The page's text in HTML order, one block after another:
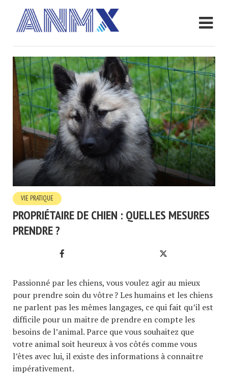
VIE PRATIQUE
PROPRIÉTAIRE DE CHIEN : QUELLES MESURES
PRENDRE ?
Passionné par les chiens, vous voulez agir au mieux
pour prendre soin du vôtre ? Les humains et les chiens
ne parlent pas les mêmes langages, ce qui fait qu’il est
difficile pour un maitre de prendre en compte les
besoins de l’animal. Parce que vous souhaitez que
votre animal soit heureux à vos côtés comme vous
l’êtes avec lui, il existe des informations à connaitre
impérativement.